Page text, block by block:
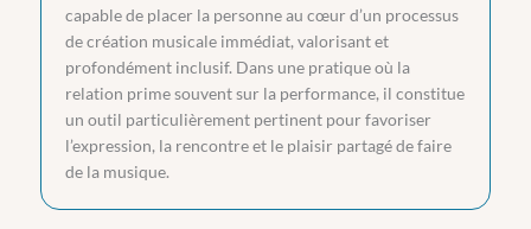
capable de placer la personne au cœur d’un processus
de création musicale immédiat, valorisant et
profondément inclusif. Dans une pratique où la
relation prime souvent sur la performance, il constitue
un outil particulièrement pertinent pour favoriser
l’expression, la rencontre et le plaisir partagé de faire
de la musique.